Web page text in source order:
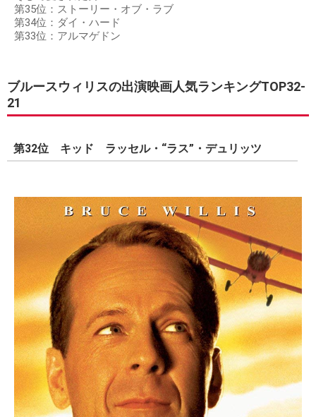
第35位：ストーリー・オブ・ラブ
第34位：ダイ・ハード
第33位：アルマゲドン
ブルースウィリスの出演映画人気ランキングTOP32-
21
第32位 キッド ラッセル・“ラス”・デュリッツ